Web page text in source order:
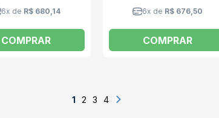
6x de R$ 680,14
COMPRAR
6x de R$ 676,50
COMPRAR
1 2 3 4